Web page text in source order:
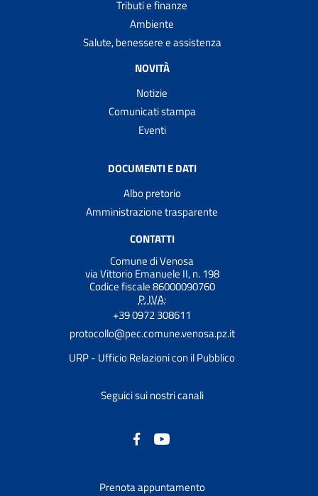
Tributi e finanze
Ambiente
Salute, benessere e assistenza
NOVITÀ
Notizie
Comunicati stampa
Eventi
DOCUMENTI E DATI
Albo pretorio
Amministrazione trasparente
CONTATTI
Comune di Venosa
via Vittorio Emanuele II, n. 198
Codice fiscale 86000090760
P. IVA:
+39 0972 308611
protocollo@pec.comune.venosa.pz.it
URP - Ufficio Relazioni con il Pubblico
Seguici sui nostri canali
Prenota appuntamento